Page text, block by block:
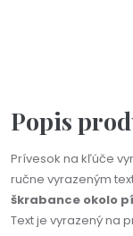
Popis
Prívesok na kľúče
ručne vyrazeným
škrabance okolo
Text je vyrazený na